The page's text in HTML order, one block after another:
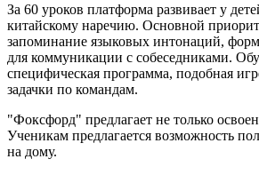
За 60 уроков платформа развивает у
китайскому наречию. Основной
запоминание языковых интонаций,
для коммуникации с собеседниками.
специфическая программа, подобная
задачки по командам.
"Фоксфорд" предлагает не только
Ученикам предлагается возможность
на дому.